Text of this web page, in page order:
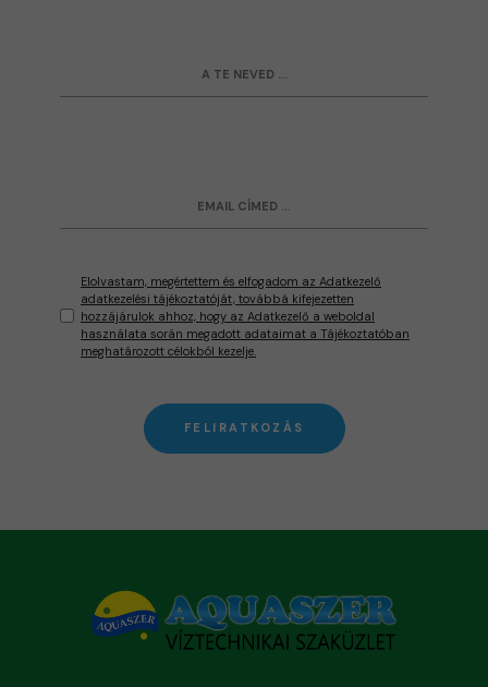
Elolvastam, megértettem és elfogadom az Adatkezelő
adatkezelési tájékoztatóját, továbbá kifejezetten
hozzájárulok ahhoz, hogy az Adatkezelő a weboldal
használata során megadott adataimat a Tájékoztatóban
meghatározott célokból kezelje.
FELIRATKOZÁS